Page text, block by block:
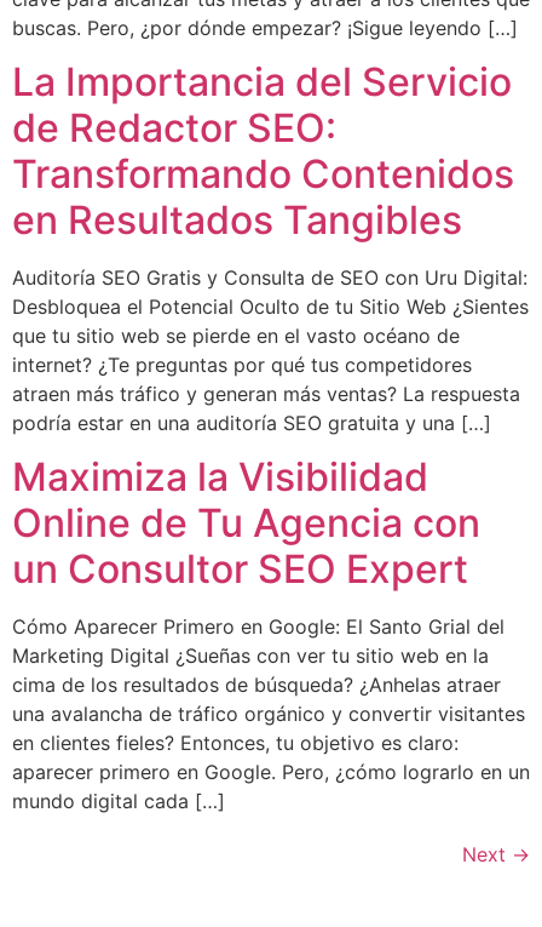
buscas. Pero, ¿por dónde empezar? ¡Sigue leyendo […]
La Importancia del Servicio
de Redactor SEO:
Transformando Contenidos
en Resultados Tangibles
Auditoría SEO Gratis y Consulta de SEO con Uru Digital:
Desbloquea el Potencial Oculto de tu Sitio Web ¿Sientes
que tu sitio web se pierde en el vasto océano de
internet? ¿Te preguntas por qué tus competidores
atraen más tráfico y generan más ventas? La respuesta
podría estar en una auditoría SEO gratuita y una […]
Maximiza la Visibilidad
Online de Tu Agencia con
un Consultor SEO Expert
Cómo Aparecer Primero en Google: El Santo Grial del
Marketing Digital ¿Sueñas con ver tu sitio web en la
cima de los resultados de búsqueda? ¿Anhelas atraer
una avalancha de tráfico orgánico y convertir visitantes
en clientes fieles? Entonces, tu objetivo es claro:
aparecer primero en Google. Pero, ¿cómo lograrlo en un
mundo digital cada […]
Next →